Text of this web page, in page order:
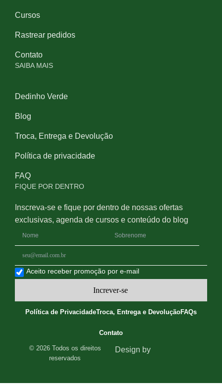
Cursos
Rastrear pedidos
Contato
SAIBA MAIS
Dedinho Verde
Blog
Troca, Entrega e Devolução
Política de privacidade
FAQ
FIQUE POR DENTRO
Inscreva-se e fique por dentro de nossas ofertas
exclusivas, agenda de cursos e conteúdo do blog
Aceito receber promoção por e-mail
Increver-se
© 2026 Todos os direitos
reservados
Design by
Política de PrivacidadeTroca, Entrega e DevoluçãoFAQs
Contato